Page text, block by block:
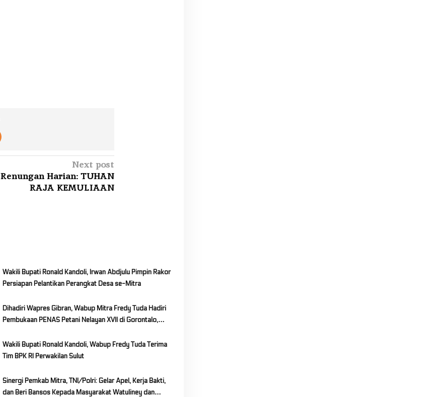
Next post
Renungan Harian: TUHAN
RAJA KEMULIAAN
Wakili Bupati Ronald Kandoli, Irwan Abdjulu Pimpin Rakor
Persiapan Pelantikan Perangkat Desa se-Mitra
Dihadiri Wapres Gibran, Wabup Mitra Fredy Tuda Hadiri
Pembukaan PENAS Petani Nelayan XVII di Gorontalo,
Wakili Bupati Ronald Kandoli, Wabup Fredy Tuda Terima
Tim BPK RI Perwakilan Sulut
Sinergi Pemkab Mitra, TNI/Polri: Gelar Apel, Kerja Bakti,
dan Beri Bansos Kepada Masyarakat Watuliney dan